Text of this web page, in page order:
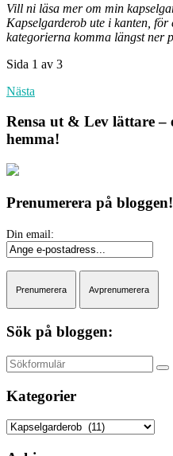
Vill ni läsa mer om min
Kapselgarderob ute i kanten,
kategorierna komma längst ner
Sida 1 av 3
Nästa
Rensa ut & Lev lättare
hemma!
Prenumerera på bloggen!
Sök på bloggen:
Kategorier
Kategorier